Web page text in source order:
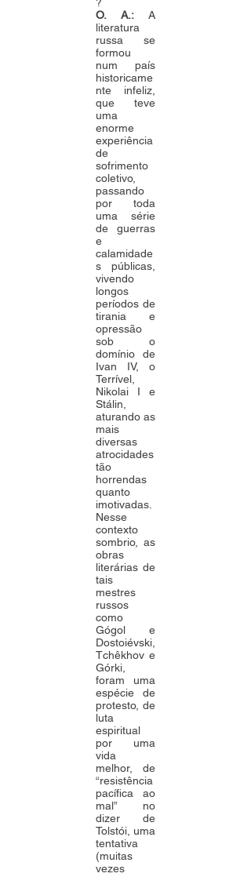
O. A.:A
literatura
russa se
formou
num país
historicame
nte infeliz,
que teve
uma
enorme
experiência
de
sofrimento
coletivo,
passando
por toda
uma série
de guerras
e
calamidade
s públicas,
vivendo
longos
períodos de
tirania e
opressão
sob o
domínio de
Ivan IV, o
Terrível,
Nikolai I e
Stálin,
aturando as
mais
diversas
atrocidades
tão
horrendas
quanto
imotivadas.
Nesse
contexto
sombrio, as
obras
literárias de
tais
mestres
russos
como
Gógol e
Dostoiévski,
Tchêkhov e
Górki,
foram uma
espécie de
protesto, de
luta
espiritual
por uma
vida
melhor, de
“resistência
pacífica ao
mal” no
dizer de
Tolstói, uma
tentativa
(muitas
vezes